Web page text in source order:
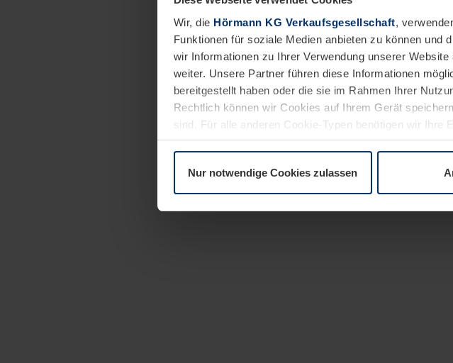
Wir, die Hörmann KG Verkaufsgesellschaft,
Funktionen für soziale Medien anbieten zu können und
wir Informationen zu Ihrer Verwendung unserer
weiter. Unsere Partner führen diese Informationen
bereitgestellt haben oder die sie im Rahmen Ihrer
Rechtlich können wir Cookies auf Ihrem Gerät
sind. Für alle anderen Cookie-Typen benötigen wir Ihre
Erläuterung auf der SeiteDatenschutzerklärung
Nur notwendige Cookies zulassen